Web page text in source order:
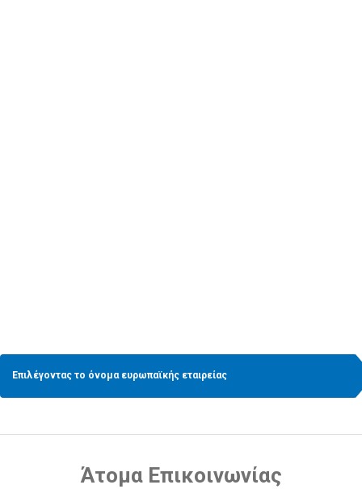
Επιλέγοντας το όνομα ευρωπαϊκής εταιρείας
Άτομα Επικοινωνίας